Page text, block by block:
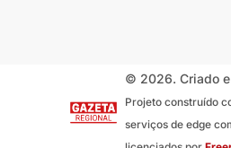
© 2026. Criado
Projeto construído
serviços de edge